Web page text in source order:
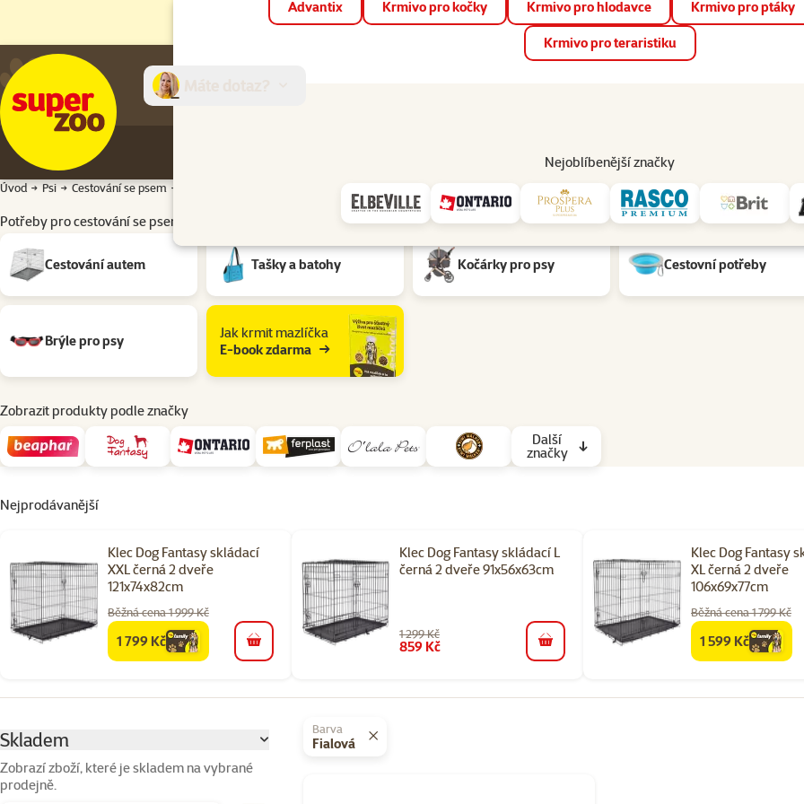
📱 Stáhněte si novou aplikaci Super zoo.Více informací
Advantix Krmivo pro kočky Krmivo pro hlodavce Krmivo pro ptáky
Krmivo pro teraristiku
Nejoblíbenější značky
Prodejny Služby
Úvod Psi Cestování se psem
Potřeby pro cestování se psem Barva: Fialová
Cestování autem
Tašky a batohy Kočárky pro psy Cestovní potřeby
Brýle pro psy
Jak krmit mazlíčka
E-book zdarma
Zobrazit produkty podle značky
Další
značky
Nejprodávanější
Klec Dog Fantasy skládací
XXL černá 2 dveře
121x74x82cm
Běžná cena 1 999 Kč
familycena
1 799 Kč do košíku
Klec Dog Fantasy skládací L
černá 2 dveře 91x56x63cm
1 299 Kč
859 Kč do košíku
Klec Dog Fantasy
XL černá 2 dveře
106x69x77cm
Běžná cena 1 799 Kč
familycena
1 599 Kč
Skladem
Zobrazí zboží, které je skladem na vybrané
prodejně.
Vybrané filtry
Barva
Fialová